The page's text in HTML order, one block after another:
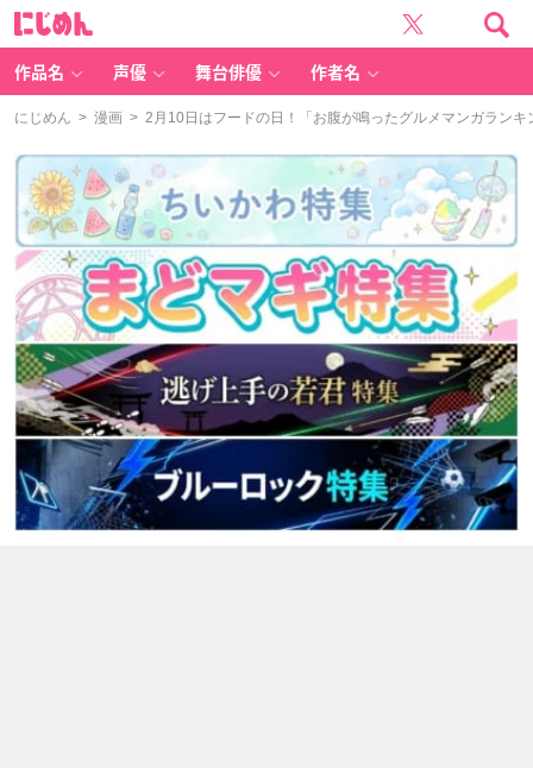
作品名 声優 舞台俳優 作者名
にじめん > 漫画 > 2月10日はフードの日！「お腹が鳴ったグルメマンガラン